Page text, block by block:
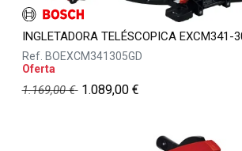
INGLETADORA TELÉSCOPICA EXCM341-
Ref. BOEXCM341305GD
Oferta
1.169,00€ 1.089,00€